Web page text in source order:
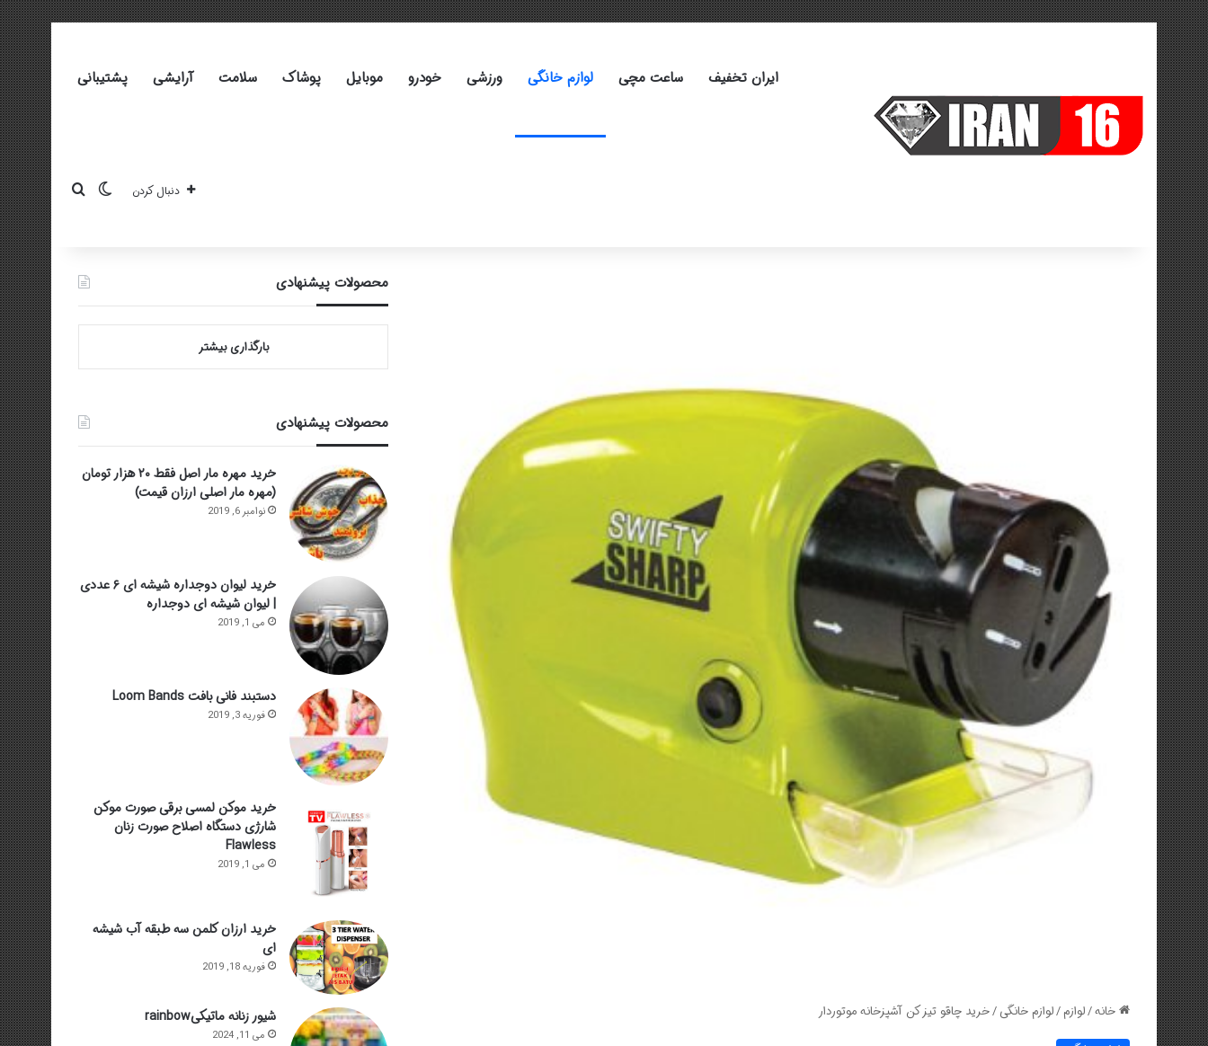
ایران تخفیف ساعت مچی لوازم خانگی ورزشی خودرو موبایل پوشاک سلامت آرایشی پشتیبانی
دنبال کردن تغییر پوسته
جستجو برای
خانه/لوازم/لوازم خانگی/خرید چاقو تیز کن آشپزخانه موتوردار
محصولات پیشنهادی
بارگذاری بیشتر
محصولات پیشنهادی
خرید مهره مار اصل فقط ۲۰ هزار تومان
(مهره مار اصلی ارزان قیمت)
نوامبر 6, 2019
خرید لیوان دوجداره شیشه ای ۶ عددی
| لیوان شیشه ای دوجداره
می 1, 2019
دستبند فانی بافت Loom Bands
فوریه 3, 2019
خرید موکن لمسی برقی صورت موکن
شارژی دستگاه اصلاح صورت زنان
Flawless
می 1, 2019
خرید ارزان کلمن سه طبقه آب شیشه
ای
فوریه 18, 2019
شیور زنانه ماتیکیrainbow
می 11, 2024